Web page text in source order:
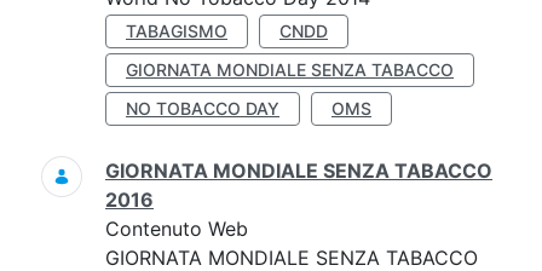
TABAGISMO
CNDD
GIORNATA MONDIALE SENZA TABACCO
NO TOBACCO DAY
OMS
GIORNATA MONDIALE SENZA TABACCO
2016
Contenuto Web
GIORNATA MONDIALE SENZA TABACCO